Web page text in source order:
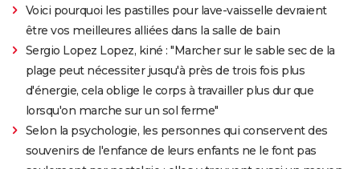
Voici pourquoi les pastilles pour lave-vaisselle devraient
être vos meilleures alliées dans la salle de bain
Sergio Lopez Lopez, kiné : "Marcher sur le sable sec de la
plage peut nécessiter jusqu'à près de trois fois plus
d'énergie, cela oblige le corps à travailler plus dur que
lorsqu'on marche sur un sol ferme"
Selon la psychologie, les personnes qui conservent des
souvenirs de l'enfance de leurs enfants ne le font pas